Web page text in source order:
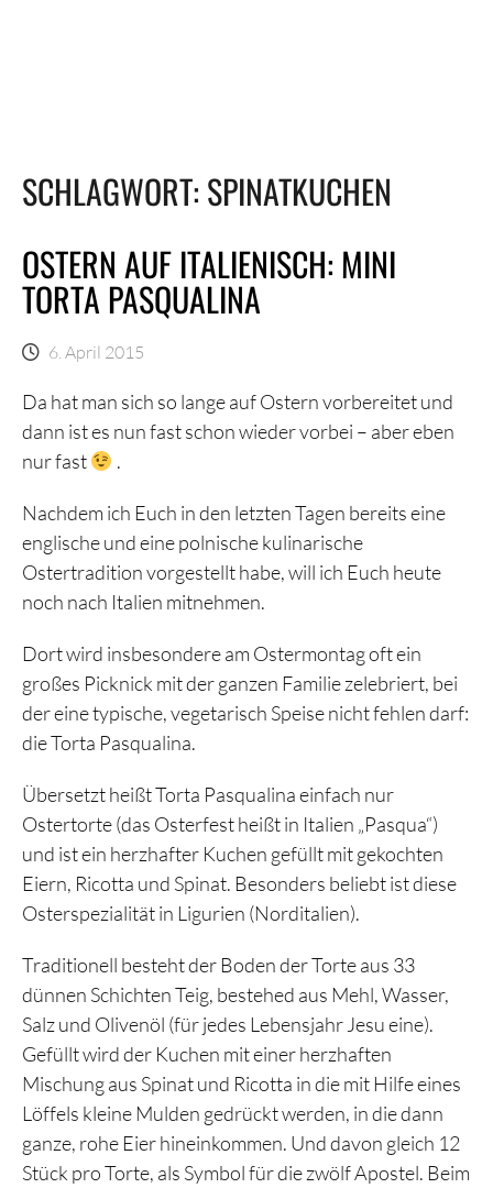
SCHLAGWORT: SPINATKUCHEN
OSTERN AUF ITALIENISCH: MINI
TORTA PASQUALINA
6. April 2015
Da hat man sich so lange auf Ostern vorbereitet und
dann ist es nun fast schon wieder vorbei – aber eben
nur fast
.
Nachdem ich Euch in den letzten Tagen bereits eine
englische und eine polnische kulinarische
Ostertradition vorgestellt habe, will ich Euch heute
noch nach Italien mitnehmen.
Dort wird insbesondere am Ostermontag oft ein
großes Picknick mit der ganzen Familie zelebriert, bei
der eine typische, vegetarisch Speise nicht fehlen darf:
die Torta Pasqualina.
Übersetzt heißt Torta Pasqualina einfach nur
Ostertorte (das Osterfest heißt in Italien „Pasqua“)
und ist ein herzhafter Kuchen gefüllt mit gekochten
Eiern, Ricotta und Spinat. Besonders beliebt ist diese
Osterspezialität in Ligurien (Norditalien).
Traditionell besteht der Boden der Torte aus 33
dünnen Schichten Teig, bestehed aus Mehl, Wasser,
Salz und Olivenöl (für jedes Lebensjahr Jesu eine).
Gefüllt wird der Kuchen mit einer herzhaften
Mischung aus Spinat und Ricotta in die mit Hilfe eines
Löffels kleine Mulden gedrückt werden, in die dann
ganze, rohe Eier hineinkommen. Und davon gleich 12
Stück pro Torte, als Symbol für die zwölf Apostel. Beim